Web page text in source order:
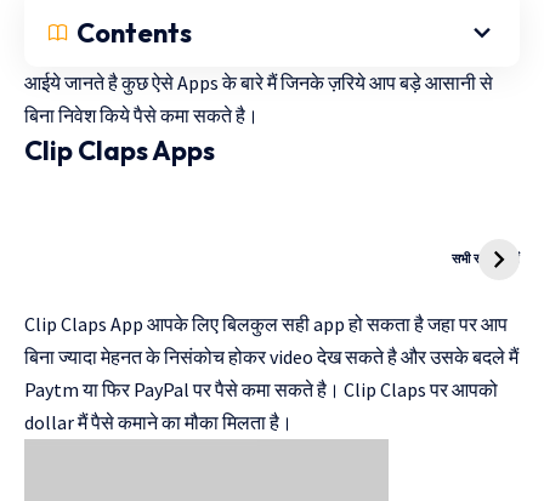
Contents
आईये जानते है कुछ ऐसे Apps के बारे मैं जिनके ज़रिये आप बड़े आसानी से
बिना निवेश किये पैसे कमा सकते है।
Clip Claps Apps
सभी स्टोरी देखें
Kanya Vivah
Clip Claps App आपके लिए बिलकुल सही app हो सकता है जहा पर आप
बिना ज्यादा मेहनत के निसंकोच होकर video देख सकते है और उसके बदले मैं
Paytm या फिर PayPal पर पैसे कमा सकते है। Clip Claps पर आपको
dollar मैं पैसे कमाने का मौका मिलता है।